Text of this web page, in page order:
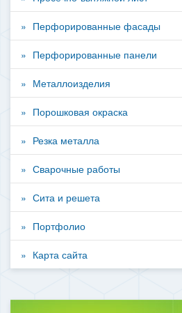
Перфорированные фасады
Перфорированные панели
Металлоизделия
Порошковая окраска
Резка металла
Сварочные работы
Сита и решета
Портфолио
Карта сайта